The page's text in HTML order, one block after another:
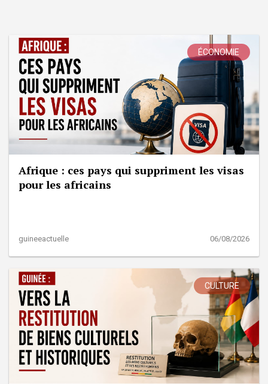
ÉCONOMIE
Afrique : ces pays qui suppriment les visas
pour les africains
guineeactuelle 06/08/2026
CULTURE